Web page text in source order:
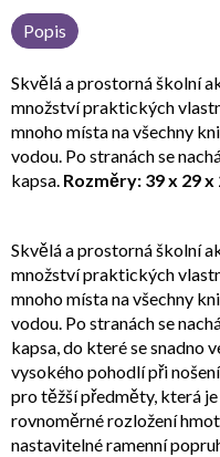
Popis
Skvělá a prostorná školní
množství praktických
mnoho místa na všechny
vodou. Po stranách se
kapsa. Rozměry: 39 x 29
Skvělá a prostorná školní
množství praktických
mnoho místa na všechny
vodou. Po stranách se
kapsa, do které se snadno
vysokého pohodlí při
pro těžší předměty, která
rovnoměrné rozložení
nastavitelné ramenní